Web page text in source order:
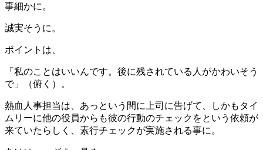
事細かに。
誠実そうに。
ポイントは、
「私のことはいいんです。後に残されている人がかわいそう
で」（俯く）。
熱血人事担当は、あっという間に上司に告げて、しかもタイ
ムリーに他の役員からも彼の行動のチェックをという依頼が
来ていたらしく、素行チェックが実施される事に。